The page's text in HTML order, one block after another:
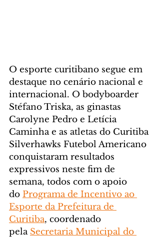
O esporte curitibano segue em
destaque no cenário nacional e
internacional. O bodyboarder
Stéfano Triska, as ginastas
Carolyne Pedro e Letícia
Caminha e as atletas do Curitiba
Silverhawks Futebol Americano
conquistaram resultados
expressivos neste fim de
semana, todos com o apoio
do Programa de Incentivo ao
Esporte da Prefeitura de
Curitiba, coordenado
pela Secretaria Municipal do